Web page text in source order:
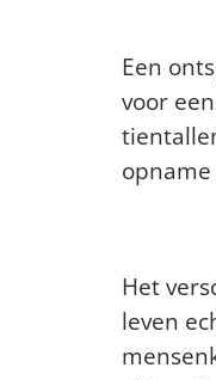
Een
voor
opname
Het
leven